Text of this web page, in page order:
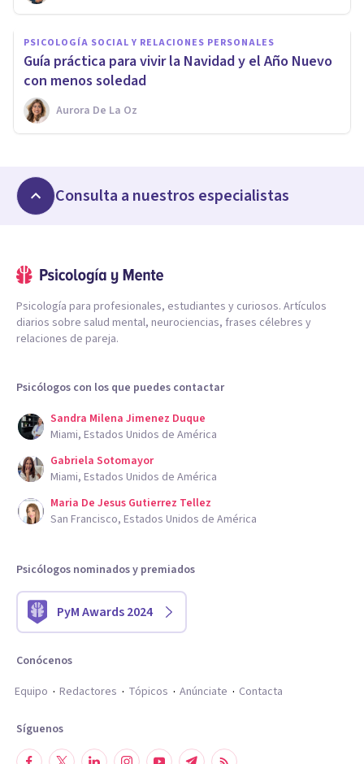
PSICOLOGÍA SOCIAL Y RELACIONES PERSONALES
Guía práctica para vivir la Navidad y el Año Nuevo
con menos soledad
Aurora De La Oz
Consulta a nuestros especialistas
Psicología para profesionales, estudiantes y curiosos. Artículos
diarios sobre salud mental, neurociencias, frases célebres y
relaciones de pareja.
Psicólogos con los que puedes contactar
Sandra Milena Jimenez Duque
Miami, Estados Unidos de América
Gabriela Sotomayor
Miami, Estados Unidos de América
Maria De Jesus Gutierrez Tellez
San Francisco, Estados Unidos de América
Psicólogos nominados y premiados
PyM Awards 2024
Conócenos
Equipo
Redactores Tópicos Anúnciate Contacta
Síguenos